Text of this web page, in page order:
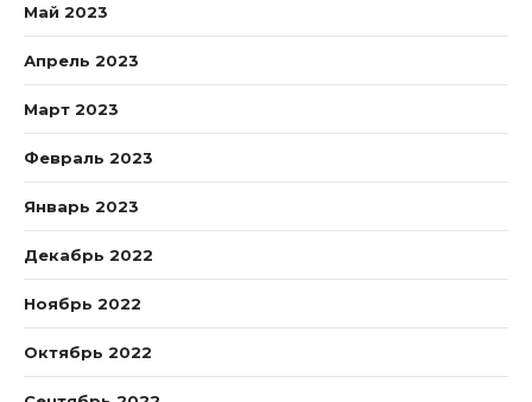
Май 2023
Апрель 2023
Март 2023
Февраль 2023
Январь 2023
Декабрь 2022
Ноябрь 2022
Октябрь 2022